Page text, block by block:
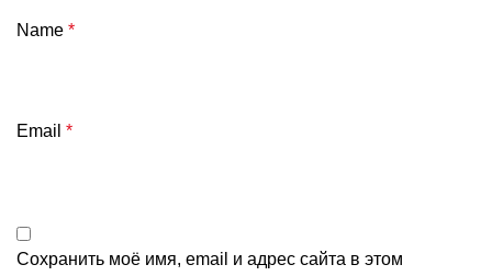
Name *
Email *
Сохранить моё имя, email и адрес сайта в этом